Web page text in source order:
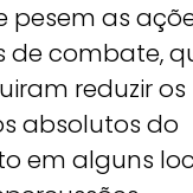
pesem as
de combate,
reduzir os
absolutos do
em alguns